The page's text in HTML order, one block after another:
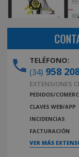
TELÉFONO:
(34) 958
EXTENSIONES
PEDIDOS/
CLAVES WEB/APP
INCIDENCIAS
FACTURACIÓN
VER MÁS